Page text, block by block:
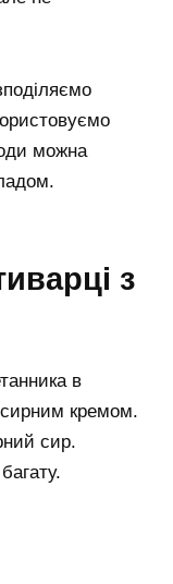
можна
з
в
кремом.
сир.